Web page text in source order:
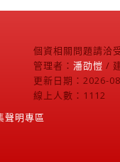
個資相關問題請洽
管理者： 潘劭愷 /
更新日期：2026-
線上人數：1112
聲明專區